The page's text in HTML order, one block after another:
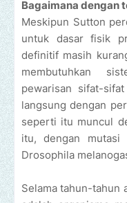
Bagaimana dengan
Meskipun Sutton
untuk dasar fisik
definitif masih
membutuhkan
pewarisan sifat-
langsung dengan
seperti itu muncul
itu, dengan mutasi
Drosophila
Selama tahun-tahun